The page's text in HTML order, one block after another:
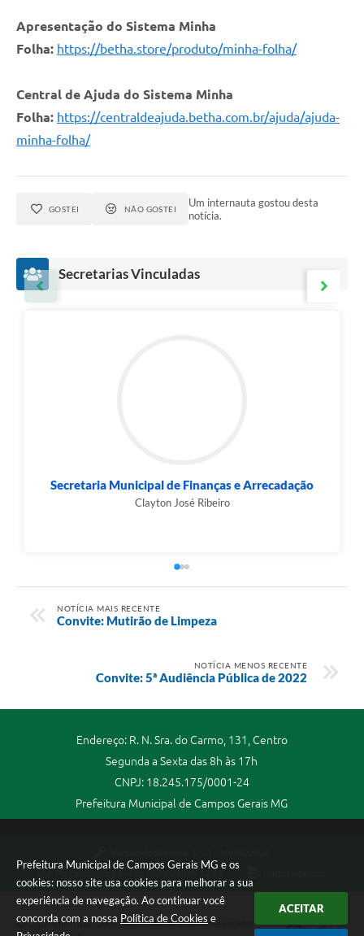
Prefeitura Municipal de Campos Gerais MG e os
cookies: nosso site usa cookies para melhorar a sua
experiência de navegação. Ao continuar você
concorda com a nossa Política de Cookies e
ACEITAR
Apresentação do Sistema Minha
Folha: https://betha.store/produto/minha-folha/
Central de Ajuda do Sistema Minha
Folha: https://centraldeajuda.betha.com.br/ajuda/ajuda-
minha-folha/
GOSTEI NÃO GOSTEI
Um internauta gostou desta
notícia.
Secretarias Vinculadas
Secretaria Municipal de Finanças e Arrecadação
Clayton José Ribeiro
NOTÍCIA MAIS RECENTE
Convite: Mutirão de Limpeza
NOTÍCIA MENOS RECENTE
Convite: 5ª Audiência Pública de 2022
Endereço: R. N. Sra. do Carmo, 131, Centro
Segunda a Sexta das 8h às 17h
CNPJ: 18.245.175/0001-24
Prefeitura Municipal de Campos Gerais MG
Portal atualizado em:
06/08/2026 12:59
Copyright Instar - 2006-2026. Todos os direitos reservados -